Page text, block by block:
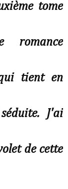
tome
romance
tient en
séduite. J'ai
de cette